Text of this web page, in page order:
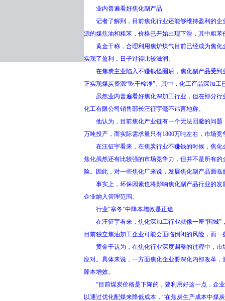
业内普遍看好焦化副产品
记者了解到，目前焦化行业还能够维持盈利的企
源的煤焦油和粗苯，价格已开始出现下滑，其中粗
黄金干称，合理利用焦炉煤气目前已经成为焦化
实现了盈利，日子过得比较滋润。
在焦炭主业陷入不赚钱怪圈后，焦化副产品受到
正实现煤炭资源“吃干榨净”。其中，化工产品深加工
虽然业内普遍看好焦化深加工行业，但在部分行
化工有限公司销售部长汪征宇毫不讳言地称。
他认为，目前焦化产业链有一个无法回避的问题
万吨投产，而实际需求量只有1800万吨左右，市场
在汪征宇看来，在焦炭行业不赚钱的时候，焦化
焦化虽然还有比较强的市场竞争力，但并不是所有
险。因此，对一些焦化厂来说，发展焦化副产品面临
事实上，环保因素也将影响焦化副产品行业的发
企业纳入管理范围。
行业“寒冬”中降本增效是正途
在汪征宇看来，焦化深加工行业就像一座“围城”
目前独立焦油加工企业可能会面临倒闭的风险，而
黄金干认为，在焦化行业深度调整的过程中，市
应对。具体来说，一方面焦化企业要深化内部改革
降本增效。
“目前煤炭价格是下降的，要利用好这一点，企业
以通过优化配煤来降低成本，“在焦炭生产成本中煤